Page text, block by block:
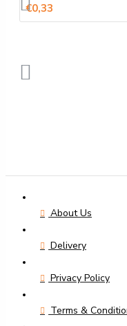
€0,33
About Us
Delivery
Privacy Policy
Terms &